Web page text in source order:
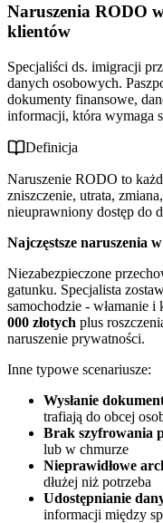
Naruszenia RODO
klientów
Specjaliści ds. imigracji
danych osobowych.
dokumenty finansowe,
informacji, która wymaga
Definicja
Naruszenie RODO to
zniszczenie, utrata,
nieuprawniony dostęp do
Najczęstsze naruszenia
Niezabezpieczone
gatunku. Specjalista
samochodzie - włamanie i
000 złotych plus
naruszenie prywatności.
Inne typowe scenariusze:
Wysłanie
trafiają do obcej
Brak szyfrowania
lub w chmurze
Nieprawidłowe
dłużej niż potrzeba
Udostępnianie
informacji między